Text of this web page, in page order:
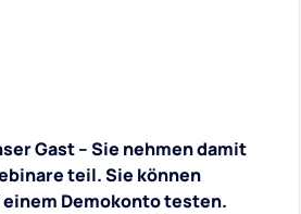
Gast – Sie nehmen damit
teil. Sie können
Demokonto testen.